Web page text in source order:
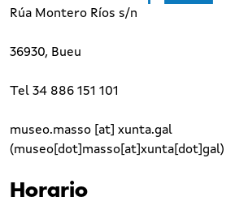
Rúa Montero Ríos s/n
36930, Bueu
Tel 34 886 151 101
museo.masso [at] xunta.gal
(museo[dot]masso[at]xunta[dot]gal)
Horario